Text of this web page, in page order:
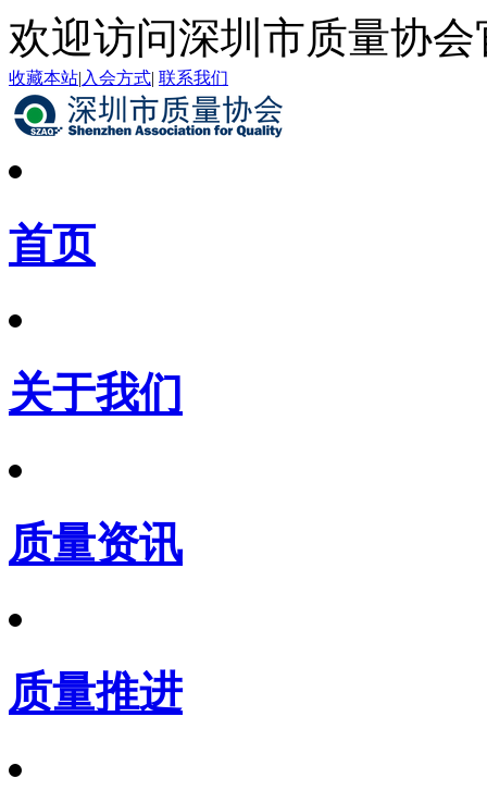
欢迎访问深圳市质量协会
收藏本站| 入会方式| 联系我们
首页
关于我们
质量资讯
质量推进